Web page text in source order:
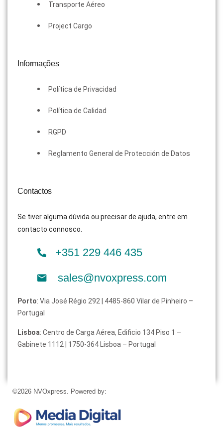
Transporte Aéreo
Project Cargo
Informações
Política de Privacidad
Política de Calidad
RGPD
Reglamento General de Protección de Datos
Contactos
Se tiver alguma dúvida ou precisar de ajuda, entre em
contacto connosco.
+351 229 446 435
sales@nvoxpress.com
Porto: Via José Régio 292 | 4485-860 Vilar de Pinheiro –
Portugal
Lisboa: Centro de Carga Aérea, Edificio 134 Piso 1 –
Gabinete 1112 | 1750-364 Lisboa – Portugal
©2026 NVOxpress. Powered by: